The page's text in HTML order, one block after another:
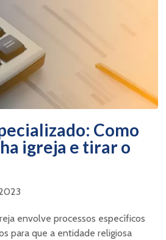
Como
igreja e tirar o
envolve processos específicos
para que a entidade religiosa